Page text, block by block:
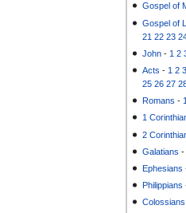
Gospel of
Gospel of
21 22 23
John - 1 2
Acts - 1 2
25 26 27
Romans -
1
2
Galatians
Ephesians
Philippians
Colossians